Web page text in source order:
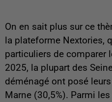
On en sait plus sur ce
la plateforme Nextories,
particuliers de comparer
2025, la plupart des
déménagé ont posé
Marne (30,5%). Parmi